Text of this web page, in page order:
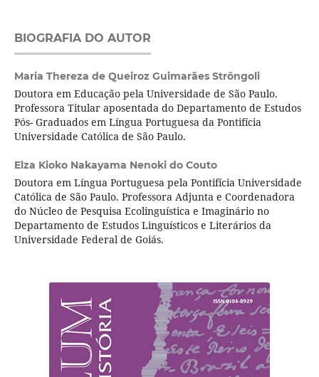
BIOGRAFIA DO AUTOR
Maria Thereza de Queiroz Guimarães Strôngoli
Doutora em Educação pela Universidade de São Paulo.
Professora Titular aposentada do Departamento de Estudos
Pós- Graduados em Língua Portuguesa da Pontifícia
Universidade Católica de São Paulo.
Elza Kioko Nakayama Nenoki do Couto
Doutora em Língua Portuguesa pela Pontifícia Universidade
Católica de São Paulo. Professora Adjunta e Coordenadora
do Núcleo de Pesquisa Ecolinguística e Imaginário no
Departamento de Estudos Linguísticos e Literários da
Universidade Federal de Goiás.